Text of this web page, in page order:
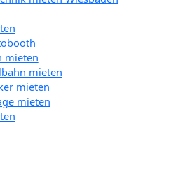
mieten
mieten
mieten
mieten